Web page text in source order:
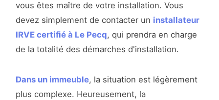
vous êtes maître de votre installation. Vous
devez simplement de contacter un installateur
IRVE certifié à Le Pecq, qui prendra en charge
de la totalité des démarches d'installation.
Dans un immeuble, la situation est légèrement
plus complexe. Heureusement, la